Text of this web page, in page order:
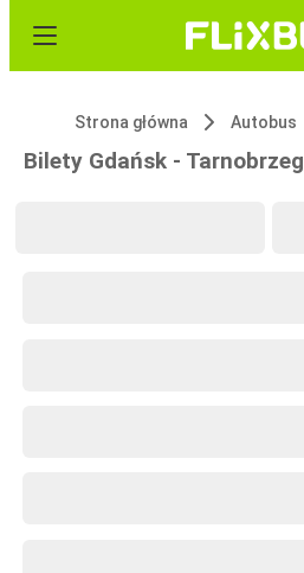
Strona główna Autobus
Bilety Gdańsk - Tarnobrzeg